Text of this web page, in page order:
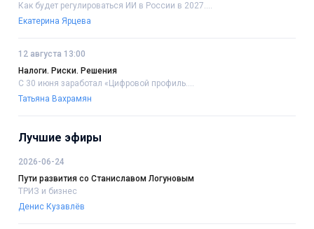
Как будет регулироваться ИИ в России в 2027....
Екатерина Ярцева
12 августа 13:00
Налоги. Риски. Решения
С 30 июня заработал «Цифровой профиль....
Татьяна Вахрамян
Лучшие эфиры
2026-06-24
Пути развития со Станиславом Логуновым
ТРИЗ и бизнес
Денис Кузавлёв